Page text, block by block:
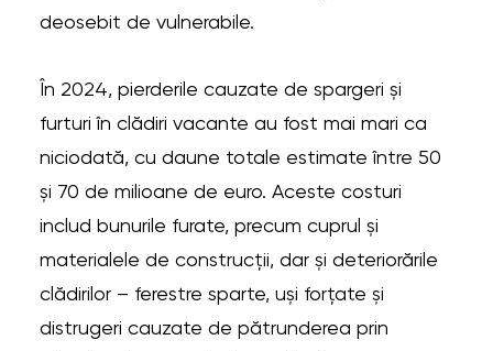
deosebit de vulnerabile.
În 2024, pierderile cauzate de spargeri și
furturi în clădiri vacante au fost mai mari ca
niciodată, cu daune totale estimate între 50
și 70 de milioane de euro. Aceste costuri
includ bunurile furate, precum cuprul și
materialele de construcții, dar și deteriorările
clădirilor – ferestre sparte, uși forțate și
distrugeri cauzate de pătrunderea prin